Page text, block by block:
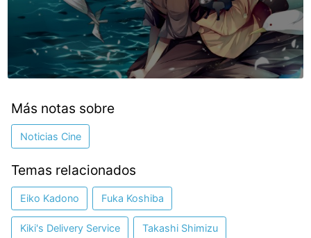
Más notas sobre
Noticias Cine
Temas relacionados
Eiko Kadono Fuka Koshiba
Kiki's Delivery Service Takashi Shimizu